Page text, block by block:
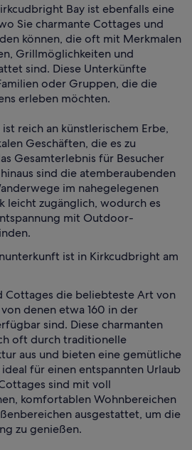
Bay ist ebenfalls eine
Sie charmante Cottages und
können, die oft mit Merkmalen
Grillmöglichkeiten und
sind. Diese Unterkünfte
oder Gruppen, die die
erleben möchten.
reich an künstlerischem Erbe,
Geschäften, die es zu
Gesamterlebnis für Besucher
sind die atemberaubenden
im nahegelegenen
leicht zugänglich, wodurch es
mit Outdoor-
ist in Kirkcudbright am
Cottages die beliebteste Art von
denen etwa 160 in der
sind. Diese charmanten
oft durch traditionelle
aus und bieten eine gemütliche
für einen entspannten Urlaub
sind mit voll
komfortablen Wohnbereichen
ausgestattet, um die
zu genießen.